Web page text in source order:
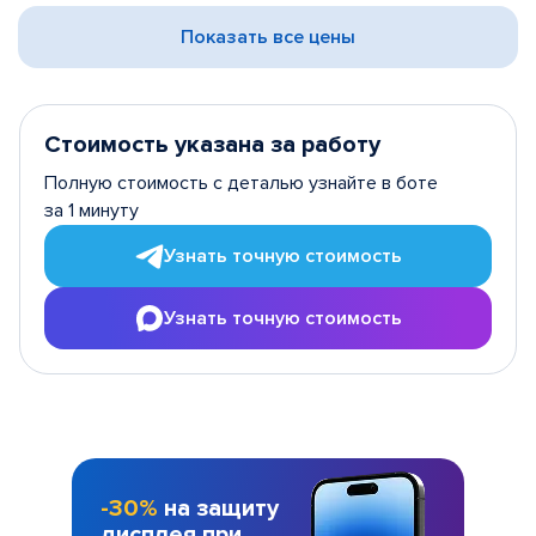
Показать все цены
Стоимость указана за работу
Полную стоимость с деталью узнайте в боте
за 1 минуту
Узнать точную стоимость
Узнать точную стоимость
-30% на защиту